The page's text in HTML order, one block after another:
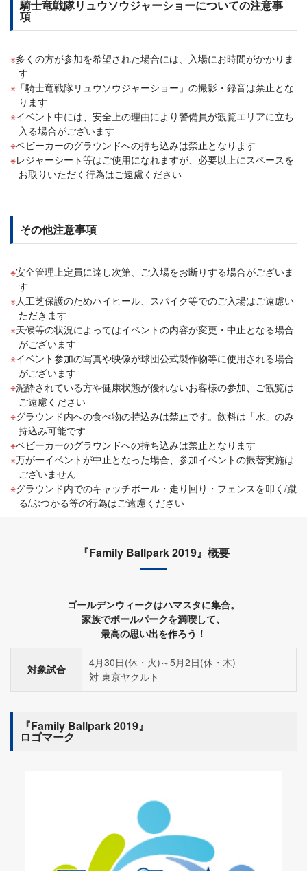
騎士竜戦隊リュウソウジャーショーについての注意事
項
多くの方が参加を希望された場合には、入場にお時間がかかりま
す
「騎士竜戦隊リュウソウジャーショー」の撮影・録音は禁止とな
ります
イベント中には、安全上の理由により警備員が観覧エリアに立ち
入る場合がございます
ベビーカーのグラウンドへの持ち込みは禁止となります
レジャーシート等はご使用になれますが、必要以上にスペースを
お取りいただく行為はご遠慮ください
その他注意事項
安全管理上定員に達し次第、ご入場をお断りする場合がございま
す
人工芝保護のためハイヒール、スパイク等でのご入場はご遠慮い
ただきます
天候等の状況によってはイベントの内容が変更・中止となる場合
がございます
イベント参加の写真や映像が球団公式製作物等に使用される場合
がございます
泥酔されている方や健康状態が優れないお客様の参加、ご観覧は
ご遠慮ください
グラウンド内への食べ物の持込みは禁止です。飲料は「水」のみ
持込み可能です
ベビーカーのグラウンドへの持ち込みは禁止となります
万が一イベントが中止となった場合、参加イベントの振替実施は
ございません
グラウンド内でのキャッチボール・走り回り・フェンスを叩く/蹴
る/ぶつかる等の行為はご遠慮ください
『Family Ballpark 2019』概要
ゴールデンウィークはハマスタに集合。
家族でボールパークを満喫して、
最高の思い出を作ろう！
対象試合
4月30日(休・火)～5月2日(休・木)
対 東京ヤクルト
『Family Ballpark 2019』
ロゴマーク